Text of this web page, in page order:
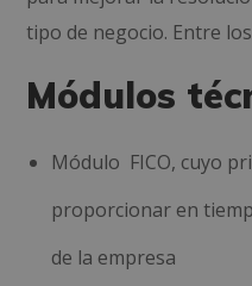
tipo de negocio. Entre
Módulos
Módulo FICO, cuyo
proporcionar en
de la empresa